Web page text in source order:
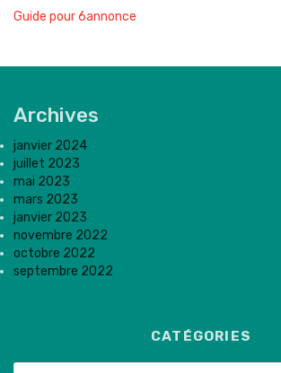
Guide pour 6annonce
Archives
janvier 2024
juillet 2023
mai 2023
mars 2023
janvier 2023
novembre 2022
octobre 2022
septembre 2022
CATÉGORIES